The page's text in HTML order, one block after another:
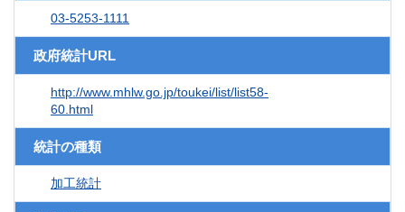
03-5253-1111
政府統計URL
http://www.mhlw.go.jp/toukei/list/list58-
60.html
統計の種類
加工統計